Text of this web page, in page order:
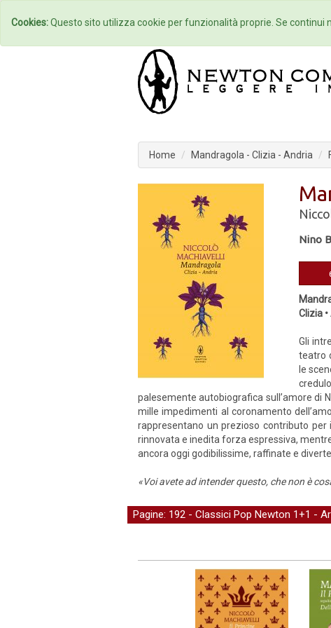
Home Autori
Home Mandragola - Clizia - Andria
Nino
Clizia
Gli
teatro
le
palesemente autobiografica sull’amore di
mille impedimenti al coronamento
rappresentano un prezioso contributo
rinnovata e inedita forza espressiva,
ancora oggi godibilissime, raffinate e
«Voi avete ad intender questo, che non è
Pagine: 192 - Classici Pop Newton 1+1 -
Cookies:Questo sito utilizza cookie per funzionalità proprie. Se continui